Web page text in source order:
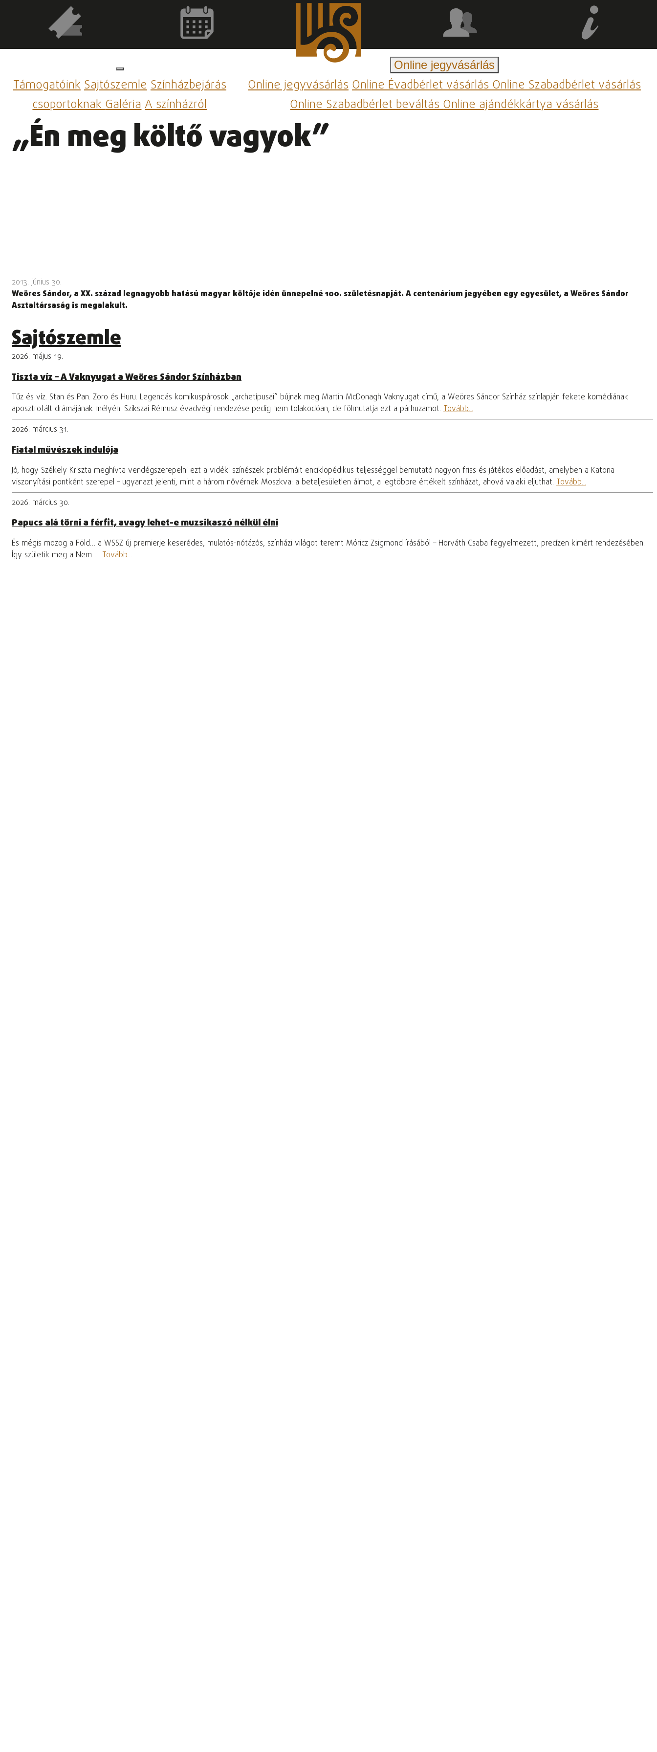
TámogatóinkSajtószemleSzínházbejárás
csoportoknakGalériaA színházról
Online jegyvásárlás
Online jegyvásárlásOnline Évadbérlet vásárlásOnline Szabadbérlet vásárlás
Online Szabadbérlet beváltásOnline ajándékkártya vásárlás
„Én meg költő vagyok”
2013. június 30.
Weöres Sándor, a XX. század legnagyobb hatású magyar költője idén ünnepelné 100. születésnapját. A centenárium jegyében egy egyesület, a Weöres Sándor
Asztaltársaság is megalakult.
Sajtószemle
2026. május 19.
Tiszta víz – A Vaknyugat a Weöres Sándor Színházban
Tűz és víz. Stan és Pan. Zoro és Huru. Legendás komikuspárosok „archetípusai” bújnak meg Martin McDonagh Vaknyugat című, a Weöres Sándor Színház színlapján fekete komédiának
aposztrofált drámájának mélyén. Szikszai Rémusz évadvégi rendezése pedig nem tolakodóan, de fölmutatja ezt a párhuzamot. Tovább...
2026. március 31.
Fiatal művészek indulója
Jó, hogy Székely Kriszta meghívta vendégszerepelni ezt a vidéki színészek problémáit enciklopédikus teljességgel bemutató nagyon friss és játékos előadást, amelyben a Katona
viszonyítási pontként szerepel – ugyanazt jelenti, mint a három nővérnek Moszkva: a beteljesületlen álmot, a legtöbbre értékelt színházat, ahová valaki eljuthat. Tovább...
2026. március 30.
Papucs alá törni a férfit, avagy lehet-e muzsikaszó nélkül élni
És mégis mozog a Föld… a WSSZ új premierje keserédes, mulatós-nótázós, színházi világot teremt Móricz Zsigmond írásából – Horváth Csaba fegyelmezett, precízen kimért rendezésében.
Így születik meg a Nem … Tovább...